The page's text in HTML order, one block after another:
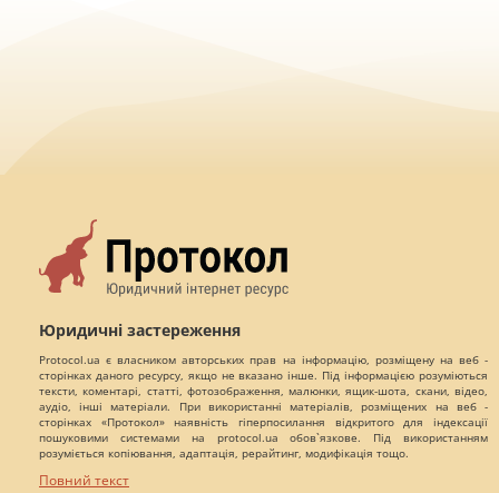
Юридичні застереження
Protocol.ua є власником авторських прав на інформацію, розміщену на веб -
сторінках даного ресурсу, якщо не вказано інше. Під інформацією розуміються
тексти, коментарі, статті, фотозображення, малюнки, ящик-шота, скани, відео,
аудіо, інші матеріали. При використанні матеріалів, розміщених на веб -
сторінках «Протокол» наявність гіперпосилання відкритого для індексації
пошуковими системами на protocol.ua обов`язкове. Під використанням
розуміється копіювання, адаптація, рерайтинг, модифікація тощо.
Повний текст